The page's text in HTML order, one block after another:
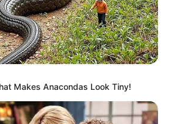
Tip For Pain Relief
Makes Anacondas Look Tiny!